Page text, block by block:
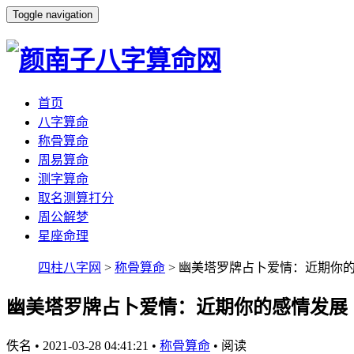
Toggle navigation
首页
八字算命
称骨算命
周易算命
测字算命
取名测算打分
周公解梦
星座命理
四柱八字网 > 称骨算命 > 幽美塔罗牌占卜爱情：近期你
幽美塔罗牌占卜爱情：近期你的感情发展
佚名 • 2021-03-28 04:41:21 • 称骨算命 • 阅读